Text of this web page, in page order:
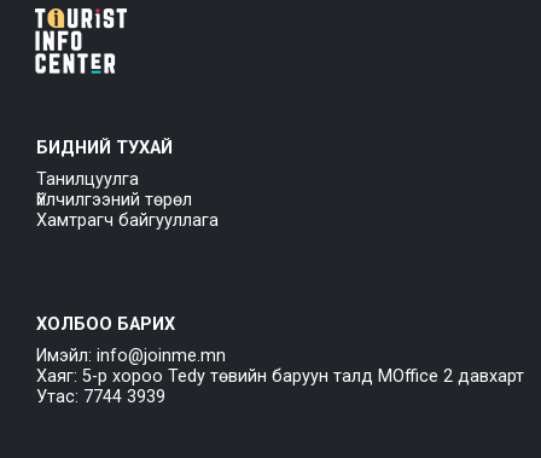
БИДНИЙ ТУХАЙ
Танилцуулга
Үйлчилгээний төрөл
Хамтрагч байгууллага
ХОЛБОО БАРИХ
Имэйл: info@joinme.mn
Хаяг: 5-р хороо Tedy төвийн баруун талд MOffice 2 давхарт
Утас: 7744 3939